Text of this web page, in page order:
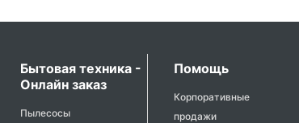
Бытовая техника -
Онлайн заказ
Пылесосы
Помощь
Корпоративные
продажи